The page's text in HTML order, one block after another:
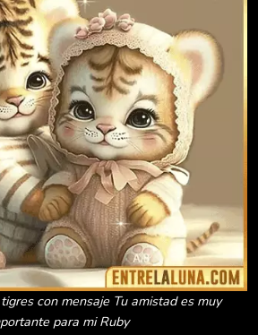
con mensaje Tu amistad es muy
para mi Ruby